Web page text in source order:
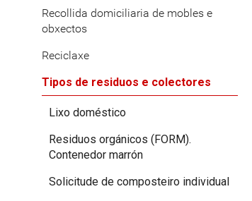
Recollida domiciliaria de mobles e
obxectos
Reciclaxe
Tipos de residuos e colectores
Lixo doméstico
Residuos orgánicos (FORM).
Contenedor marrón
Solicitude de composteiro individual